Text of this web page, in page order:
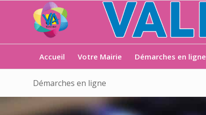
Accueil Votre Mairie Démarches en ligne
Démarches en ligne